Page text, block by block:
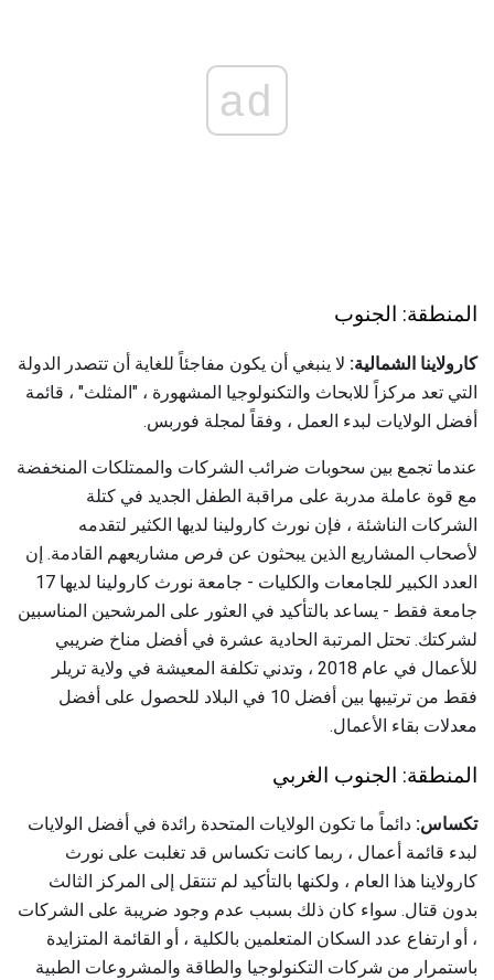
ad
المنطقة: الجنوب
كارولاينا الشمالية: لا ينبغي أن يكون مفاجئاً للغاية أن تتصدر الدولة
التي تعد مركزاً للابحاث والتكنولوجيا المشهورة ، "المثلث" ، قائمة
أفضل الولايات لبدء العمل ، وفقاً لمجلة فوربس.
عندما تجمع بين سحوبات ضرائب الشركات والممتلكات المنخفضة
مع قوة عاملة مدربة على مراقبة الطفل الجديد في كتلة
الشركات الناشئة ، فإن نورث كارولينا لديها الكثير لتقدمه
لأصحاب المشاريع الذين يبحثون عن فرص مشاريعهم القادمة. إن
العدد الكبير للجامعات والكليات - جامعة نورث كارولينا لديها 17
جامعة فقط - يساعد بالتأكيد في العثور على المرشحين المناسبين
لشركتك. تحتل المرتبة الحادية عشرة في أفضل مناخ ضريبي
للأعمال في عام 2018 ، وتدني تكلفة المعيشة في ولاية تريلر
فقط من ترتيبها بين أفضل 10 في البلاد للحصول على أفضل
معدلات بقاء الأعمال.
المنطقة: الجنوب الغربي
تكساس: دائماً ما تكون الولايات المتحدة رائدة في أفضل الولايات
لبدء قائمة أعمال ، ربما كانت تكساس قد تغلبت على نورث
كارولاينا هذا العام ، ولكنها بالتأكيد لم تنتقل إلى المركز الثالث
بدون قتال. سواء كان ذلك بسبب عدم وجود ضريبة على الشركات
، أو ارتفاع عدد السكان المتعلمين بالكلية ، أو القائمة المتزايدة
باستمرار من شركات التكنولوجيا والطاقة والمشروعات الطبية